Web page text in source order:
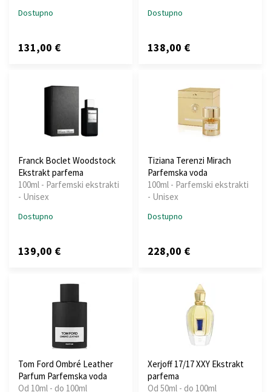
Dostupno
131,00 €
Dostupno
138,00 €
Franck Boclet Woodstock
Ekstrakt parfema
100ml - Parfemski ekstrakti
- Unisex
Dostupno
139,00 €
Tiziana Terenzi Mirach
Parfemska voda
100ml - Parfemski ekstrakti
- Unisex
Dostupno
228,00 €
Tom Ford Ombré Leather
Parfum Parfemska voda
Od 10ml - do 100ml
Xerjoff 17/17 XXY Ekstrakt
parfema
Od 50ml - do 100ml